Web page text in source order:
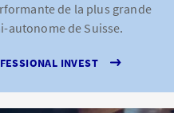
de la plus grande
autonome de Suisse.
INVEST